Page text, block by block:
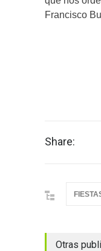
Francisco
Share:
Otras